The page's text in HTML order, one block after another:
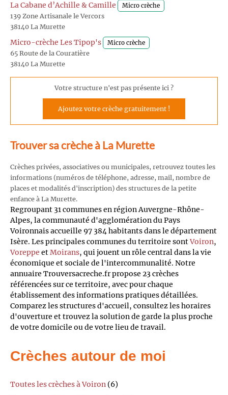
La Cabane d’Achille & Camille Micro crèche
139 Zone Artisanale le Vercors
38140 La Murette
Micro-crèche Les Tipop's Micro crèche
65 Route de la Couratière
38140 La Murette
Votre structure n'est pas présente ici ?
Ajoutez votre crèche gratuitement !
Trouver sa crèche à La Murette
Crèches privées, associatives ou municipales, retrouvez toutes les
informations (numéros de téléphone, adresse, mail, nombre de
places et modalités d'inscription) des structures de la petite
enfance à La Murette.
Regroupant 31 communes en région Auvergne-Rhône-
Alpes, la communauté d'agglomération du Pays
Voironnais accueille 97 384 habitants dans le département
Isère. Les principales communes du territoire sontVoiron,
Voreppe etMoirans, qui jouent un rôle central dans la vie
économique et sociale de l'intercommunalité. Notre
annuaire Trouversacreche.fr propose 23 crèches
référencées sur ce territoire, avec pour chaque
établissement des informations pratiques détaillées.
Comparez les structures d'accueil, consultez les horaires
d'ouverture et trouvez la solution de garde la plus proche
de votre domicile ou de votre lieu de travail.
Crèches autour de moi
Toutes les crèches à Voiron (6)